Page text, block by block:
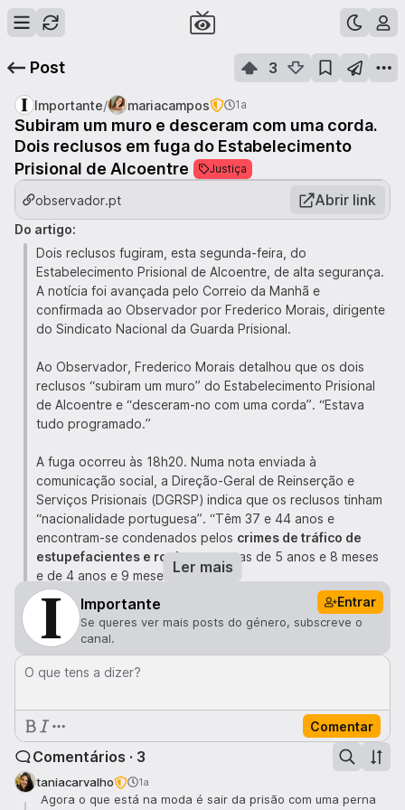
Post 3
Importante/ mariacampos 1a
Subiram um muro e desceram com uma corda.
Dois reclusos em fuga do Estabelecimento
Prisional de Alcoentre
Justiça
observador.pt Abrir link
Do artigo:
Dois reclusos fugiram, esta segunda-feira, do
Estabelecimento Prisional de Alcoentre, de alta segurança.
A notícia foi avançada pelo Correio da Manhã e
confirmada ao Observador por Frederico Morais, dirigente
do Sindicato Nacional da Guarda Prisional.
Ao Observador, Frederico Morais detalhou que os dois
reclusos “subiram um muro” do Estabelecimento Prisional
de Alcoentre e “desceram-no com uma corda”. “Estava
tudo programado.”
A fuga ocorreu às 18h20. Numa nota enviada à
comunicação social, a Direção-Geral de Reinserção e
Serviços Prisionais (DGRSP) indica que os reclusos tinham
“nacionalidade portuguesa”. “Têm 37 e 44 anos e
encontram-se condenados pelos crimes de tráfico de
estupefacientes e rouboem penas de 5 anos e 8 meses
e de 4 anos e 9 meses.”
Um dos reclusos, segundo adiantou Frederico Morais à
SIC Notícias, já tinha “tentado fugir” de uma prisão de
Ponta Delgada, nos Açores. “Foi transferido em regime
semiaberto.Não houve cuidado. Hoje fugiu”,
“e não tem para onde fugir”.
Outro recluso era da região do Alentejo. “Tinha estado
preso em Beja [antes de Alcoentre] e era recetor de
tráfico de droga dentro de uma cadeia”, detalha Frederico
Morais.
Ler mais
Importante Entrar
Se queres ver mais posts do género, subscreve o
canal.
O que tens a dizer?
Comentar
Comentários · 3
taniacarvalho 1a
Agora o que está na moda é sair da prisão com uma perna